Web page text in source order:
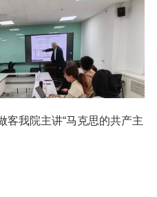
客我院主讲“马克思的共产主